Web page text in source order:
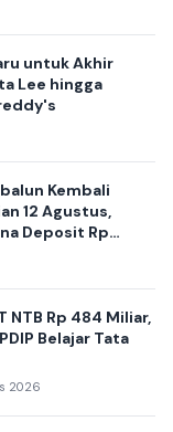
untuk Akhir
Lee hingga
Kembali
12 Agustus,
Deposit Rp
NTB Rp 484 Miliar,
Belajar Tata
2026